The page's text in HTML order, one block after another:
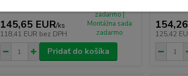
145,65 EUR/ks
118,41 EUR bez DPH
zadarmo |
Montážna sada
zadarmo
Pridať do košíka
125,42